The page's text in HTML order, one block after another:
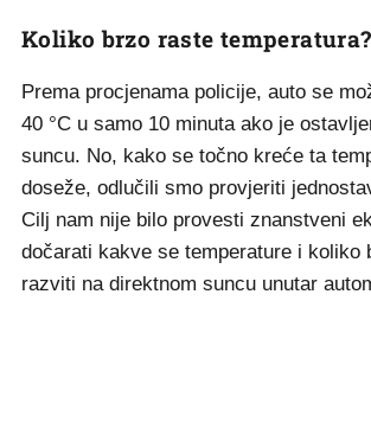
Koliko brzo raste temperatura?
Prema procjenama policije, auto se
40 °C u samo 10 minuta ako je
suncu. No, kako se točno kreće ta
doseže, odlučili smo provjeriti
Cilj nam nije bilo provesti znanstveni
dočarati kakve se temperature i koliko
razviti na direktnom suncu unutar